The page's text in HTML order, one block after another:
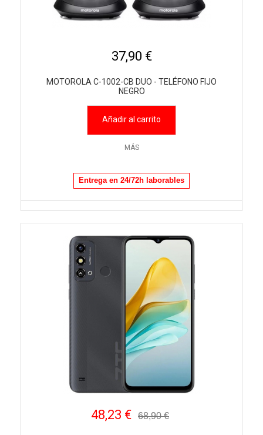
37,90 €
MOTOROLA C-1002-CB DUO - TELÉFONO FIJO
NEGRO
Añadir al carrito
MÁS
Entrega en 24/72h laborables
48,23 € 68,90 €